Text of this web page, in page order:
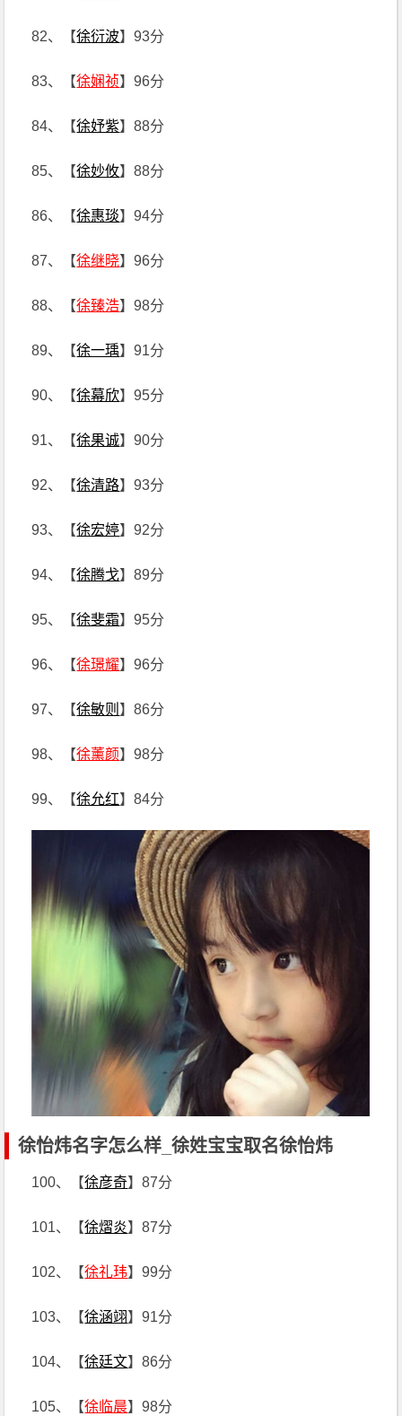
82、【徐衍波】93分
83、【徐娴祯】96分
84、【徐妤紫】88分
85、【徐妙攸】88分
86、【徐惠琰】94分
87、【徐继晓】96分
88、【徐臻浩】98分
89、【徐一瑀】91分
90、【徐幕欣】95分
91、【徐果诚】90分
92、【徐清路】93分
93、【徐宏婷】92分
94、【徐腾戈】89分
95、【徐斐霜】95分
96、【徐璟耀】96分
97、【徐敏则 】86分
98、【徐薰颜】98分
99、【徐允红】84分
徐怡炜名字怎么样_徐姓宝宝取名徐怡炜
100、【徐彦奇】87分
101、【徐熠炎】87分
102、【徐礼玮】99分
103、【徐涵翊】91分
104、【徐廷文】86分
105、【徐临晨】98分